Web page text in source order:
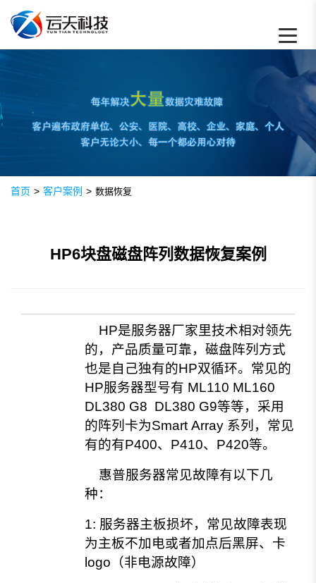
HP6块盘磁盘阵列数据恢复案例
首页 > 客户案例 > 数据恢复
HP6块盘磁盘阵列数据恢复案例
HP是服务器厂家里技术相对领先
的，产品质量可靠，磁盘阵列方式
也是自己独有的HP双循环。常见的
HP服务器型号有 ML110 ML160
DL380 G8 DL380 G9等等，采用
的阵列卡为Smart Array 系列，常见
有的有P400、P410、P420等。
惠普服务器常见故障有以下几
种：
1: 服务器主板损坏，常见故障表现
为主板不加电或者加点后黑屏、卡
logo（非电源故障）